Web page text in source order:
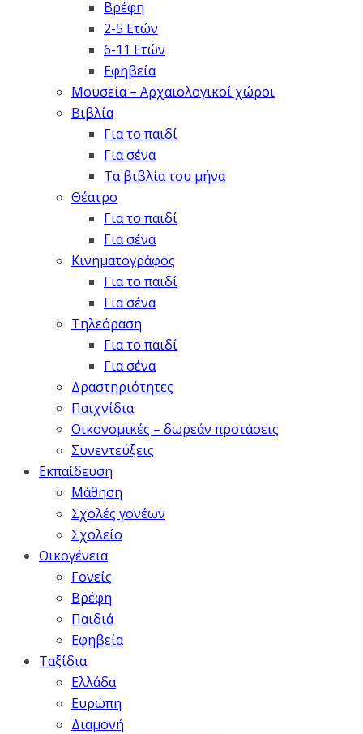
Βρέφη
2-5 Ετών
6-11 Ετών
Εφηβεία
Μουσεία – Αρχαιολογικοί χώροι
Βιβλία
Για το παιδί
Για σένα
Τα βιβλία του μήνα
Θέατρο
Για το παιδί
Για σένα
Κινηματογράφος
Για το παιδί
Για σένα
Τηλεόραση
Για το παιδί
Για σένα
Δραστηριότητες
Παιχνίδια
Οικονομικές – δωρεάν προτάσεις
Συνεντεύξεις
Εκπαίδευση
Μάθηση
Σχολές γονέων
Σχολείο
Οικογένεια
Γονείς
Βρέφη
Παιδιά
Εφηβεία
Ταξίδια
Ελλάδα
Ευρώπη
Διαμονή